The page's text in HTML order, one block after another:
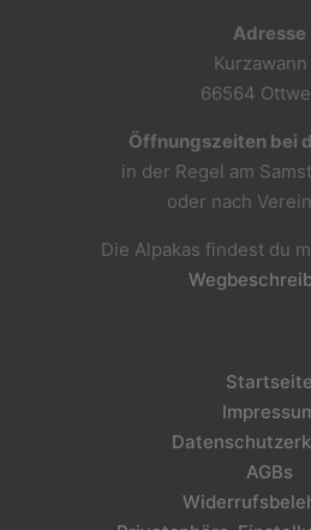
Adresse
Kurzawann
66564
Öffnungszeiten bei
in der Regel am
oder nach
Die Alpakas findest du
Startseite
AGBs